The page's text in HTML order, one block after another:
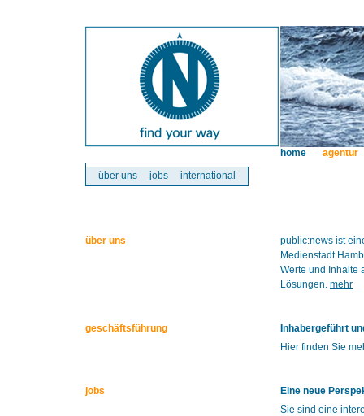
über uns jobs international
home agentur
über uns
public:news ist
Medienstadt
Werte und Inhalte
Lösungen. mehr
geschäftsführung
Inhabergeführt
Hier finden Sie
jobs
Eine neue
Sie sind eine